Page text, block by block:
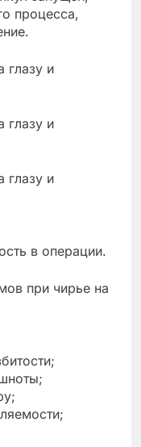
процесса,
в операции.
при чирье на